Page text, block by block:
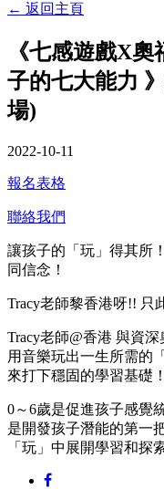
← 返回主頁
《七感遊戲X
子的七大能力
場)
2022-10-11
報名表格
聯絡我們
讓孩子的「玩」得其所
同信念！
Tracy老師黎香港呀!! 只
Tracy老師@香港 與資深
用音樂玩出一生所需的
來打下穩固的學習基礎！
0～6歲是促進孩子感覺
是開發孩子潛能的第一
「玩」中展開學習和探索